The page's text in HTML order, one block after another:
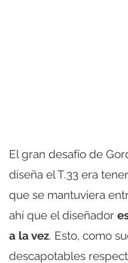
El gran desafío de
diseña el T.33 era
que se mantuviera
ahí que el diseñador
a la vez. Esto, como
descapotables